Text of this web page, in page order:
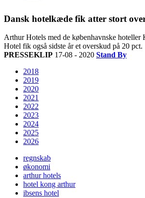
Dansk hotelkæde fik atter stort
Arthur Hotels med de københavnske hoteller
Hotel fik også sidste år et overskud på 20 pct.
PRESSEKLIP 17-08 - 2020 Stand By
2018
2019
2020
2021
2022
2023
2024
2025
2026
regnskab
økonomi
arthur hotels
hotel kong arthur
ibsens hotel